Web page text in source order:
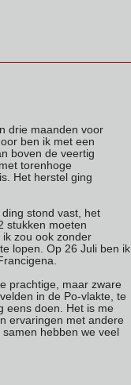
drie maanden voor
ben ik met een
boven de veertig
torenhoge
Het herstel ging
stond vast, het
stukken moeten
zou ook zonder
lopen. Op 26 Juli ben ik
prachtige, maar zware
in de Po-vlakte, te
eens doen. Het is me
ervaringen met andere
hebben we veel